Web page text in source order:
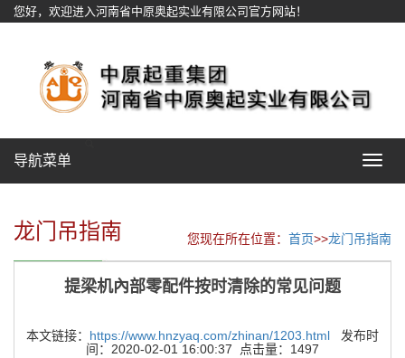
您好，欢迎进入河南省中原奥起实业有限公司官方网站！
Toggle
导航菜单
龙门吊指南 您现在所在位置： 首页>>龙门吊指南
提梁机內部零配件按时清除的常见问题
本文链接： https://www.hnzyaq.com/zhinan/1203.html 发布时
间：2020-02-01 16:00:37 点击量：1497